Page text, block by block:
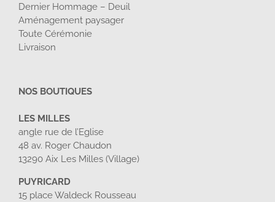
Dernier Hommage – Deuil
Aménagement paysager
Toute Cérémonie
Livraison
NOS BOUTIQUES
LES MILLES
angle rue de l’Eglise
48 av. Roger Chaudon
13290 Aix Les Milles (Village)
PUYRICARD
15 place Waldeck Rousseau